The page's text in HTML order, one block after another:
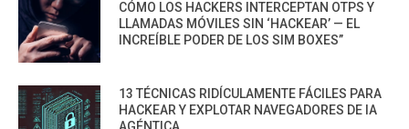
CÓMO LOS HACKERS INTERCEPTAN OTPS Y
LLAMADAS MÓVILES SIN ‘HACKEAR’ — EL
INCREÍBLE PODER DE LOS SIM BOXES”
13 TÉCNICAS RIDÍCULAMENTE FÁCILES PARA
HACKEAR Y EXPLOTAR NAVEGADORES DE IA